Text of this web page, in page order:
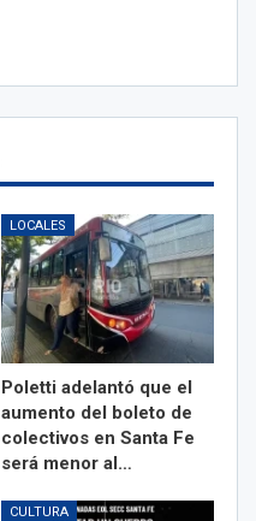
LOCALES
Poletti adelantó que el
aumento del boleto de
colectivos en Santa Fe
será menor al…
CULTURA